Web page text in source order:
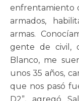
enfrentamiento
armados,
armas.
gente de civil,
Blanco, me
unos 35 años,
que nos pasó
D2”, agregó